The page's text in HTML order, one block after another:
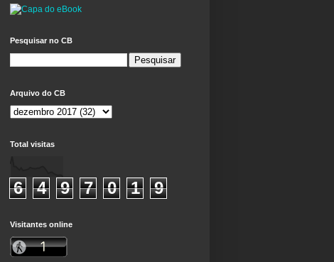
Pesquisar no CB
Arquivo do CB
Total visitas
6 4 9 7 0 1 9
Visitantes online